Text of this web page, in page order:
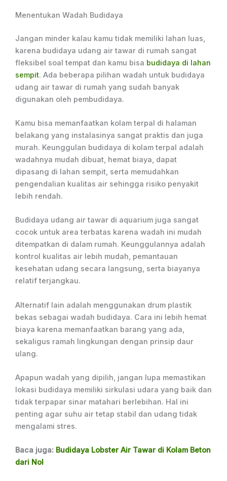
Menentukan Wadah Budidaya
Jangan minder kalau kamu tidak memiliki lahan luas,
karena budidaya udang air tawar di rumah sangat
fleksibel soal tempat dan kamu bisa budidaya di lahan
sempit. Ada beberapa pilihan wadah untuk budidaya
udang air tawar di rumah yang sudah banyak
digunakan oleh pembudidaya.
Kamu bisa memanfaatkan kolam terpal di halaman
belakang yang instalasinya sangat praktis dan juga
murah. Keunggulan budidaya di kolam terpal adalah
wadahnya mudah dibuat, hemat biaya, dapat
dipasang di lahan sempit, serta memudahkan
pengendalian kualitas air sehingga risiko penyakit
lebih rendah.
Budidaya udang air tawar di aquarium juga sangat
cocok untuk area terbatas karena wadah ini mudah
ditempatkan di dalam rumah. Keunggulannya adalah
kontrol kualitas air lebih mudah, pemantauan
kesehatan udang secara langsung, serta biayanya
relatif terjangkau.
Alternatif lain adalah menggunakan drum plastik
bekas sebagai wadah budidaya. Cara ini lebih hemat
biaya karena memanfaatkan barang yang ada,
sekaligus ramah lingkungan dengan prinsip daur
ulang.
Apapun wadah yang dipilih, jangan lupa memastikan
lokasi budidaya memiliki sirkulasi udara yang baik dan
tidak terpapar sinar matahari berlebihan. Hal ini
penting agar suhu air tetap stabil dan udang tidak
mengalami stres.
Baca juga: Budidaya Lobster Air Tawar di Kolam Beton
dari Nol